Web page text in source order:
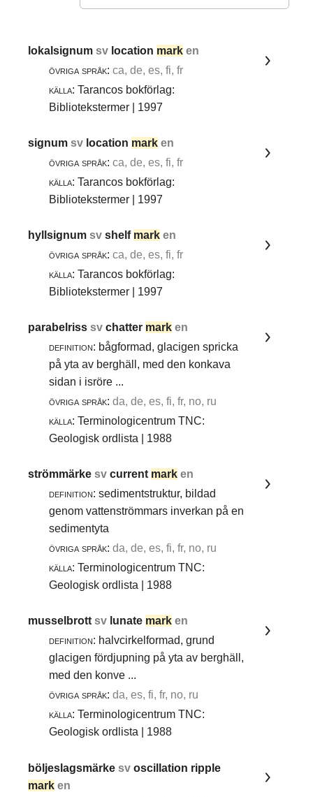
lokalsignumsv location mark en
övriga språk: ca, de, es, fi, fr
källa: Tarancos bokförlag:
Bibliotekstermer | 1997
signumsv location mark en
övriga språk: ca, de, es, fi, fr
källa: Tarancos bokförlag:
Bibliotekstermer | 1997
hyllsignumsvshelf mark en
övriga språk: ca, de, es, fi, fr
källa: Tarancos bokförlag:
Bibliotekstermer | 1997
parabelrisssvchatter mark en
definition: bågformad, glacigen spricka
på yta av berghäll, med den konkava
sidan i isröre ...
övriga språk: da, de, es, fi, fr, no, ru
källa: Terminologicentrum TNC:
Geologisk ordlista | 1988
strömmärkesvcurrent mark en
definition: sedimentstruktur, bildad
genom vattenströmmars inverkan på en
sedimentyta
övriga språk: da, de, es, fi, fr, no, ru
källa: Terminologicentrum TNC:
Geologisk ordlista | 1988
musselbrottsv lunate mark en
definition: halvcirkelformad, grund
glacigen fördjupning på yta av berghäll,
med den konve ...
övriga språk: da, es, fi, fr, no, ru
källa: Terminologicentrum TNC:
Geologisk ordlista | 1988
böljeslagsmärkesvoscillation ripple
mark en